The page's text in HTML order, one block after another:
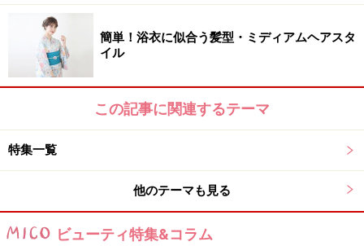
簡単！浴衣に似合う髪型・ミディアムヘアスタ
イル
この記事に関連するテーマ
特集一覧
他のテーマも見る
ビューティ特集&コラム